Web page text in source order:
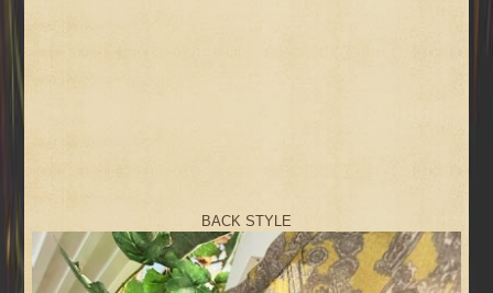
BACK STYLE